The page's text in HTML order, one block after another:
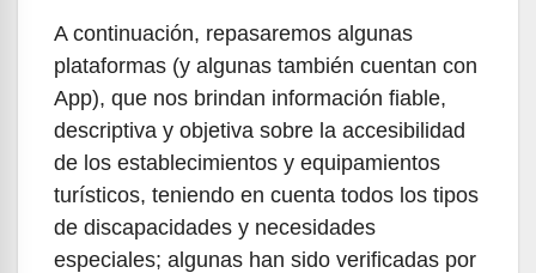
A continuación, repasaremos algunas
plataformas (y algunas también cuentan con
App), que nos brindan información fiable,
descriptiva y objetiva sobre la accesibilidad
de los establecimientos y equipamientos
turísticos, teniendo en cuenta todos los tipos
de discapacidades y necesidades
especiales; algunas han sido verificadas por